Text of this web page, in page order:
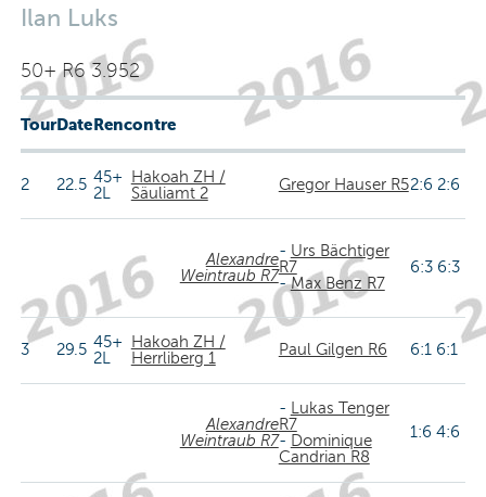
Ilan Luks
50+ R6 3.952
TourDateRencontre
2 22.5 45+
2L
Hakoah ZH /
Säuliamt 2
Gregor Hauser R52:6 2:6
Alexandre
Weintraub R7
- Urs Bächtiger
R7
-Max Benz R7
6:3 6:3
3 29.5 45+
2L
Hakoah ZH /
Herrliberg 1
Paul Gilgen R6 6:1 6:1
Alexandre
Weintraub R7
-
Lukas Tenger
R7
- Dominique
Candrian R8
1:6 4:6